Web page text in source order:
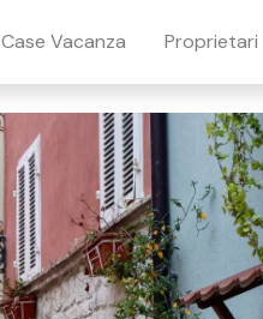
Case Vacanza Proprietari